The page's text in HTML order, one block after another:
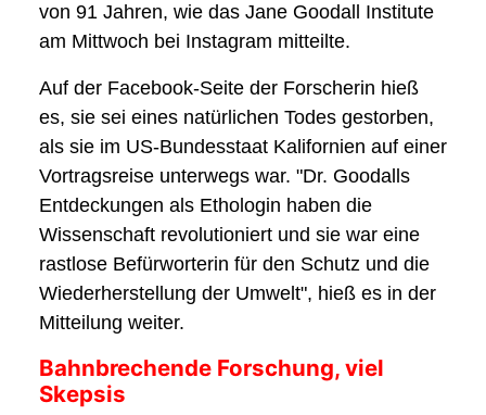
von 91 Jahren, wie das Jane Goodall Institute
am Mittwoch bei Instagram mitteilte.
Auf der Facebook-Seite der Forscherin hieß
es, sie sei eines natürlichen Todes gestorben,
als sie im US-Bundesstaat Kalifornien auf einer
Vortragsreise unterwegs war. "Dr. Goodalls
Entdeckungen als Ethologin haben die
Wissenschaft revolutioniert und sie war eine
rastlose Befürworterin für den Schutz und die
Wiederherstellung der Umwelt", hieß es in der
Mitteilung weiter.
Bahnbrechende Forschung, viel
Skepsis